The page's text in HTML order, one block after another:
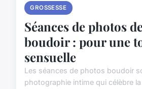
GROSSESSE
Séances de photos
boudoir : pour une
sensuelle
Les séances de photos boudoir
photographie intime qui célèbre